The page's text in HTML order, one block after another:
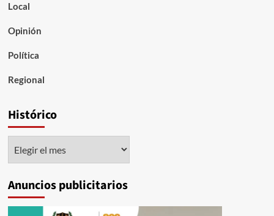
Local
Opinión
Política
Regional
Histórico
Anuncios publicitarios